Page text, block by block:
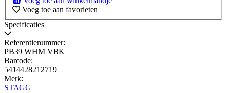
Voeg toe aan favorieten
Specificaties
Referentienummer:
PB39 WHM VBK
Barcode:
5414428212719
Merk:
STAGG